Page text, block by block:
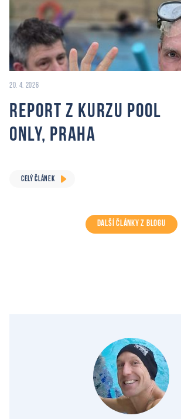
20. 4. 2026
Report z Kurzu Pool
Only, Praha
CELÝ ČLÁNEK
DALŠÍ ČLÁNKY Z BLOGU